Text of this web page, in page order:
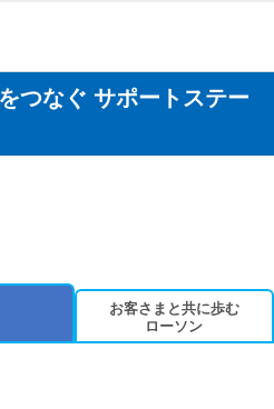
つなぐ サポートステー
お客さまと共に歩む
ローソン